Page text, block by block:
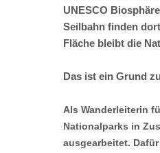
UNESCO
Seilbahn finden
Fläche bleibt die
Das ist ein Grund
Als Wanderleiterin
Nationalparks in
ausgearbeitet.